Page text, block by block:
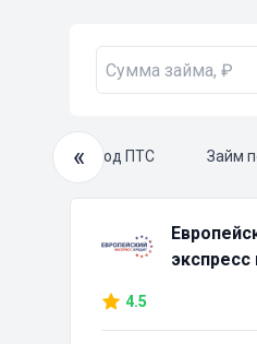
«
Займ под ПТС Займ
экспресс
4.5